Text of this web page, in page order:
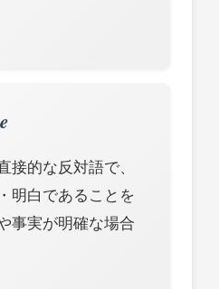
的な反対語で、
明白であることを
事実が明確な場合